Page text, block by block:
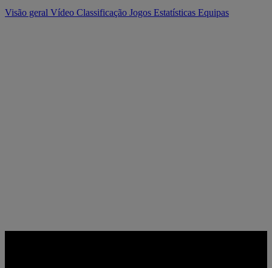
Visão geral Vídeo Classificação Jogos Estatísticas Equipas